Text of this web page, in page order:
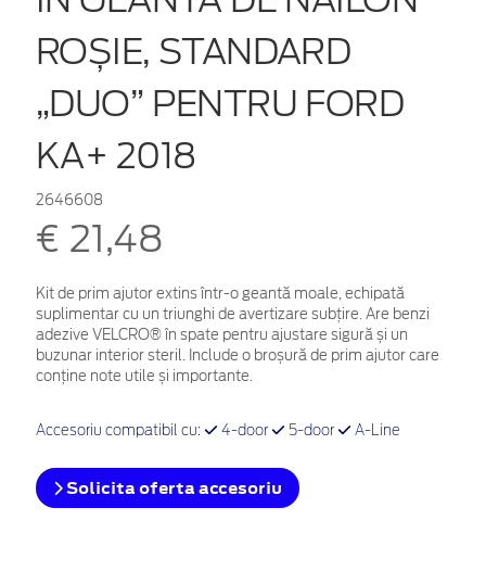
ROȘIE, STANDARD
„DUO” PENTRU FORD
KA+ 2018
2646608
€ 21,48
Kit de prim ajutor extins într-o geantă moale, echipată
suplimentar cu un triunghi de avertizare subțire. Are benzi
adezive VELCRO® în spate pentru ajustare sigură și un
buzunar interior steril. Include o broșură de prim ajutor care
conține note utile și importante.
Accesoriu compatibil cu: 4-door 5-door A-Line
Solicita oferta accesoriu